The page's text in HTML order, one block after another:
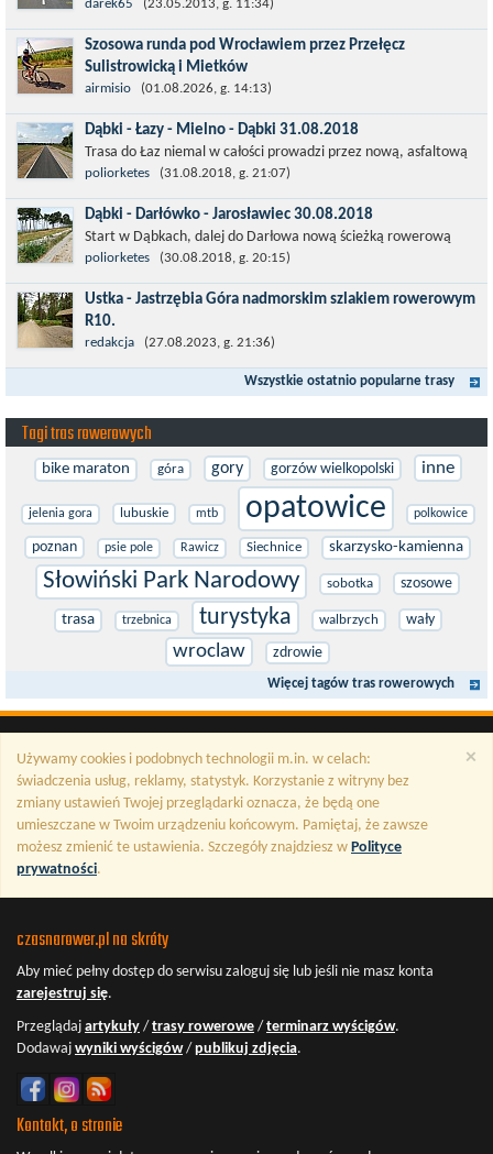
której już nie ma , kopalni siarki również nie ma , a ci co
pamiętają okres...
darek65 (23.05.2013, g. 11:34)
Szosowa runda pod Wrocławiem przez Przełęcz
Sulistrowicką i Mietków
Łatwa, szosowa runda pod Wrocławiem, raczej płaska z jednym
małym podjazdem na Przełęcz Sulistrowicką od strony Olesznej.
To trasa idealna na...
airmisio (01.08.2026, g. 14:13)
Dąbki - Łazy - Mielno - Dąbki 31.08.2018
Trasa do Łaz niemal w całości prowadzi przez nową, asfaltową
ścieżkę rowerową (od Dąbek do Iwięcina wzdłuż drogi 203).
Niestety jest to trasa nie...
poliorketes (31.08.2018, g. 21:07)
Dąbki - Darłówko - Jarosławiec 30.08.2018
Start w Dąbkach, dalej do Darłowa nową ścieżką rowerową
(niekiedy pieszo-rowerową), gdzie na pierwszym rondzie zjazd
w stronę Darłówka Zachodniego....
poliorketes (30.08.2018, g. 20:15)
Ustka - Jastrzębia Góra nadmorskim szlakiem rowerowym
R10.
Międzynarodowy Szlak Rowerowy R-10, jest częścią sieci
EuroVelo. Prowadzi wzdłuż brzegu dookoła Morza Bałtyckiego.
Trasa liczy w sumie ponad 8500...
redakcja (27.08.2023, g. 21:36)
Wszystkie ostatnio popularne trasy
Tagi tras rowerowych
bike maraton góra gory gorzów wielkopolski inne
jelenia gora lubuskie mtb opatowice polkowice
poznan psie pole Rawicz Siechnice skarzysko-kamienna
Słowiński Park Narodowy sobotka szosowe
trasa trzebnica turystyka walbrzych wały
wroclaw zdrowie
Więcej tagów tras rowerowych
×
Używamy cookies i podobnych technologii m.in. w celach:
świadczenia usług, reklamy, statystyk. Korzystanie z witryny bez
zmiany ustawień Twojej przeglądarki oznacza, że będą one
umieszczane w Twoim urządzeniu końcowym. Pamiętaj, że zawsze
możesz zmienić te ustawienia. Szczegóły znajdziesz w Polityce
prywatności.
czasnarower.pl na skróty
Aby mieć pełny dostęp do serwisu zaloguj się lub jeśli nie masz konta
zarejestruj się.
Przeglądaj artykuły / trasy rowerowe / terminarz wyścigów.
Dodawaj wyniki wyścigów/ publikuj zdjęcia.
Kontakt, o stronie